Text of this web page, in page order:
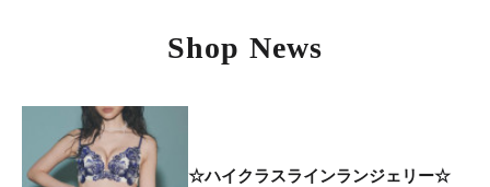
Shop News
☆ハイクラスラインランジェリー☆